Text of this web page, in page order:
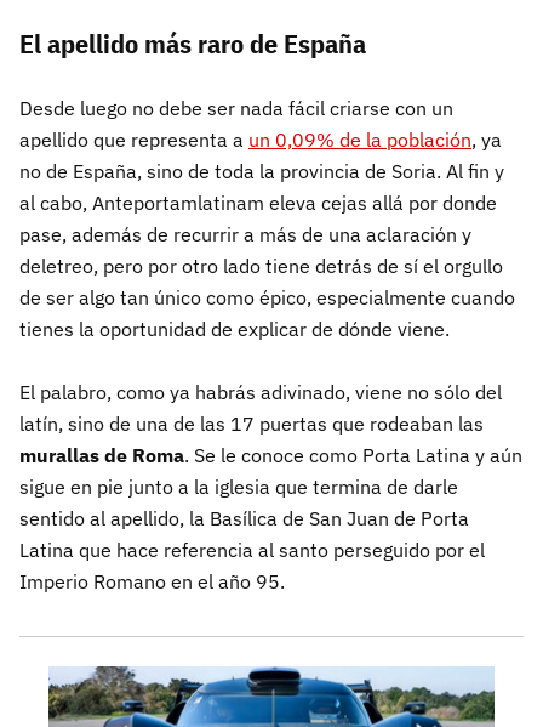
El apellido más raro de España
Desde luego no debe ser nada fácil criarse con un
apellido que representa a un 0,09% de la población, ya
no de España, sino de toda la provincia de Soria. Al fin y
al cabo, Anteportamlatinam eleva cejas allá por donde
pase, además de recurrir a más de una aclaración y
deletreo, pero por otro lado tiene detrás de sí el orgullo
de ser algo tan único como épico, especialmente cuando
tienes la oportunidad de explicar de dónde viene.
El palabro, como ya habrás adivinado, viene no sólo del
latín, sino de una de las 17 puertas que rodeaban las
murallas de Roma. Se le conoce como Porta Latina y aún
sigue en pie junto a la iglesia que termina de darle
sentido al apellido, la Basílica de San Juan de Porta
Latina que hace referencia al santo perseguido por el
Imperio Romano en el año 95.